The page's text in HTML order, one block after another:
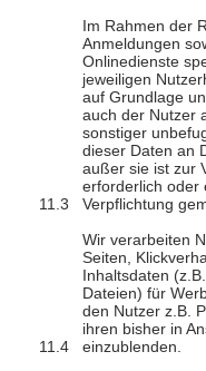
Im Rahmen der
Anmeldungen
Onlinedienste
jeweiligen
auf Grundlage
auch der Nutzer
sonstiger
dieser Daten an
außer sie ist zur
erforderlich oder
Verpflichtung
Wir verarbeiten
Seiten,
Inhaltsdaten
Dateien) für
den Nutzer z.B.
ihren bisher in
einzublenden.